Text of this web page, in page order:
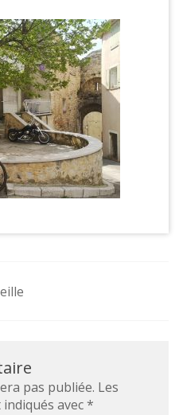
pas publiée. Les
avec*